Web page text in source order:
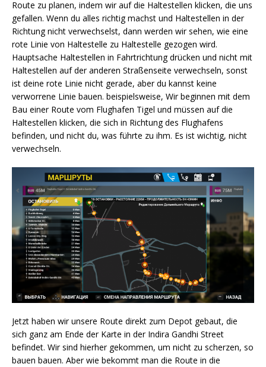
Route zu planen, indem wir auf die Haltestellen klicken, die uns
gefallen. Wenn du alles richtig machst und Haltestellen in der
Richtung nicht verwechselst, dann werden wir sehen, wie eine
rote Linie von Haltestelle zu Haltestelle gezogen wird.
Hauptsache Haltestellen in Fahrtrichtung drücken und nicht mit
Haltestellen auf der anderen Straßenseite verwechseln, sonst
ist deine rote Linie nicht gerade, aber du kannst keine
verworrene Linie bauen. beispielsweise, Wir beginnen mit dem
Bau einer Route vom Flughafen Tigel und müssen auf die
Haltestellen klicken, die sich in Richtung des Flughafens
befinden, und nicht du, was führte zu ihm. Es ist wichtig, nicht
verwechseln.
Jetzt haben wir unsere Route direkt zum Depot gebaut, die
sich ganz am Ende der Karte in der Indira Gandhi Street
befindet. Wir sind hierher gekommen, um nicht zu scherzen, so
bauen bauen. Aber wie bekommt man die Route in die